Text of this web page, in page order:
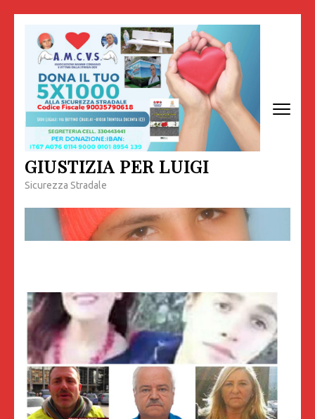
contenuto
(premi
invio)
GIUSTIZIA PER LUIGI
Sicurezza Stradale